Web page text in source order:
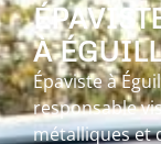
À
Épaviste à
responsable
métalliques et